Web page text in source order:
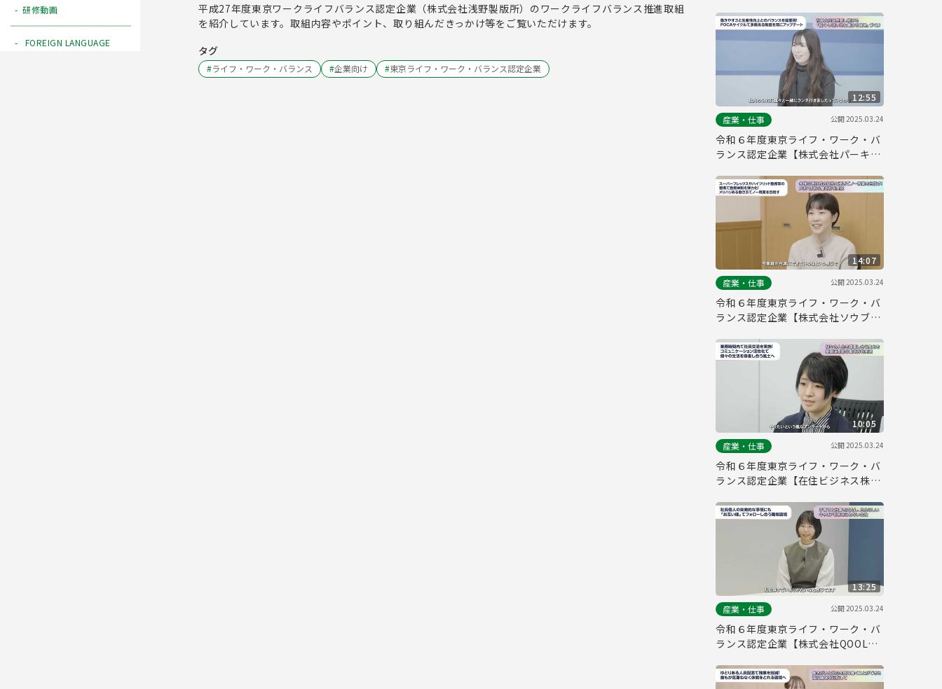
研修動画
FOREIGN LANGUAGE
平成27年度東京ワークライフバランス認定企業（株式会社浅野製版所）のワークライフバランス推進取組
を紹介しています。取組内容やポイント、取り組んだきっかけ等をご覧いただけます。
タグ
#ライフ・ワーク・バランス #企業向け #東京ライフ・ワーク・バランス認定企業
12:55
産業・仕事
公開2025.03.24
令和６年度東京ライフ・ワーク・バ
ランス認定企業【株式会社パーキン
14:07
産業・仕事
公開2025.03.24
令和６年度東京ライフ・ワーク・バ
ランス認定企業【株式会社ソウブ
10:05
産業・仕事
公開2025.03.24
令和６年度東京ライフ・ワーク・バ
ランス認定企業【在住ビジネス株式
13:25
産業・仕事
公開2025.03.24
令和６年度東京ライフ・ワーク・バ
ランス認定企業【株式会社QOOLキ